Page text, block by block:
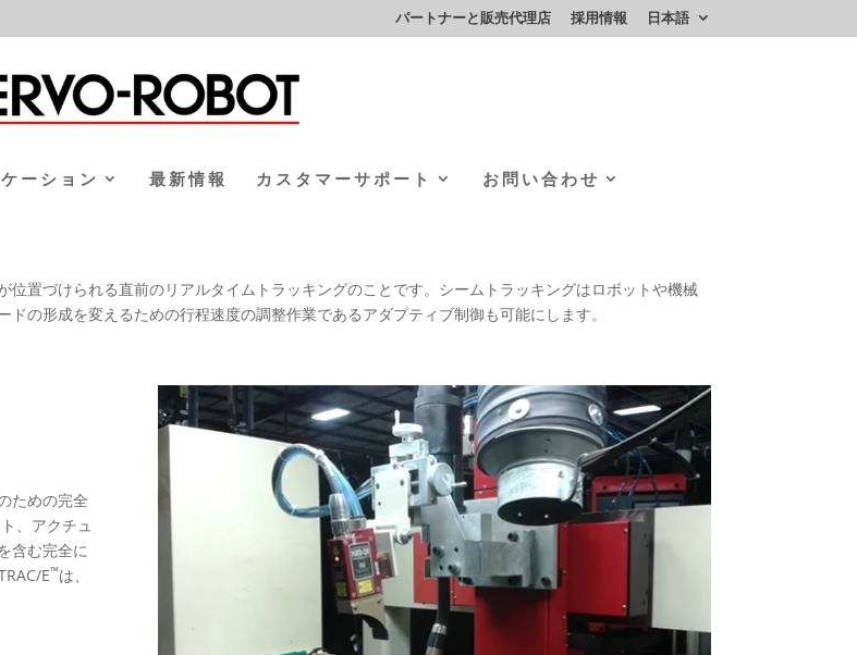
パートナーと販売代理店 採用情報 日本語
ーション 最新情報 カスタマーサポート お問い合わせ
置づけられる直前のリアルタイムトラッキングのことです。シームトラッキングはロボットや機械
の形成を変えるための行程速度の調整作業であるアダプティブ制御も可能にします。
ための完全
、アクチュ
含む完全に
E™は、